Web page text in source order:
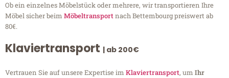
Ob ein einzelnes Möbelstück oder mehrere, wir transportieren Ihre
Möbel sicher beim Möbeltransportnach Bettembourg preiswert ab
80€.
Klaviertransport | ab 200€
Vertrauen Sie auf unsere Expertise im Klaviertransport, um Ihr